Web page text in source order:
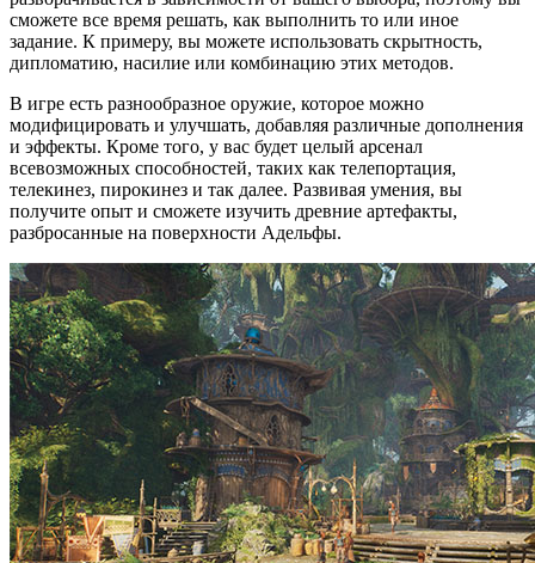
сможете все время решать, как выполнить то или иное
задание. К примеру, вы можете использовать скрытность,
дипломатию, насилие или комбинацию этих методов.
В игре есть разнообразное оружие, которое можно
модифицировать и улучшать, добавляя различные дополнения
и эффекты. Кроме того, у вас будет целый арсенал
всевозможных способностей, таких как телепортация,
телекинез, пирокинез и так далее. Развивая умения, вы
получите опыт и сможете изучить древние артефакты,
разбросанные на поверхности Адельфы.